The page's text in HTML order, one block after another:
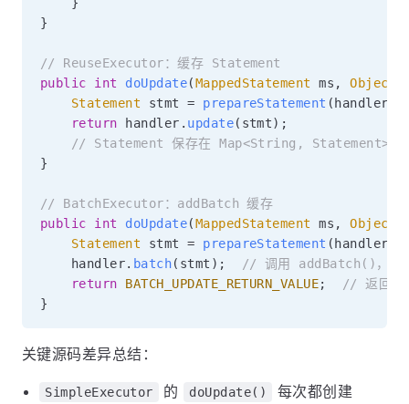
}
// ReuseExecutor：缓存 Statement
public
int doUpdate(MappedStatement ms , Object
Statement stmt = prepareStatement ( handler
return handler . update( stmt) ;
// Statement 保存在 Map<String, Statement>
}
// BatchExecutor：addBatch 缓存
public
int doUpdate(MappedStatement ms , Object
Statement stmt = prepareStatement ( handler
    handler
. batch( stmt ) ;
// 调用 addBatch()，不
return
BATCH_UPDATE_RETURN_VALUE;
// 返回常
}
关键源码差异总结：
SimpleExecutor 的 doUpdate() 每次都创建